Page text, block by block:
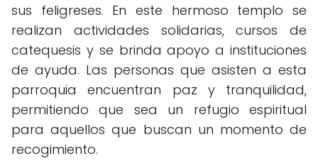
sus feligreses. En este hermoso templo se
realizan actividades solidarias, cursos de
catequesis y se brinda apoyo a instituciones
de ayuda. Las personas que asisten a esta
parroquia encuentran paz y tranquilidad,
permitiendo que sea un refugio espiritual
para aquellos que buscan un momento de
recogimiento.